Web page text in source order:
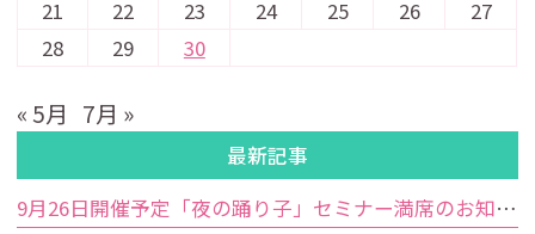
21
22 23 24 25 26
27
28
29 30
« 5月 7月 »
最新記事
9月26日開催予定「夜の踊り子」セミナー満席のお知らせ